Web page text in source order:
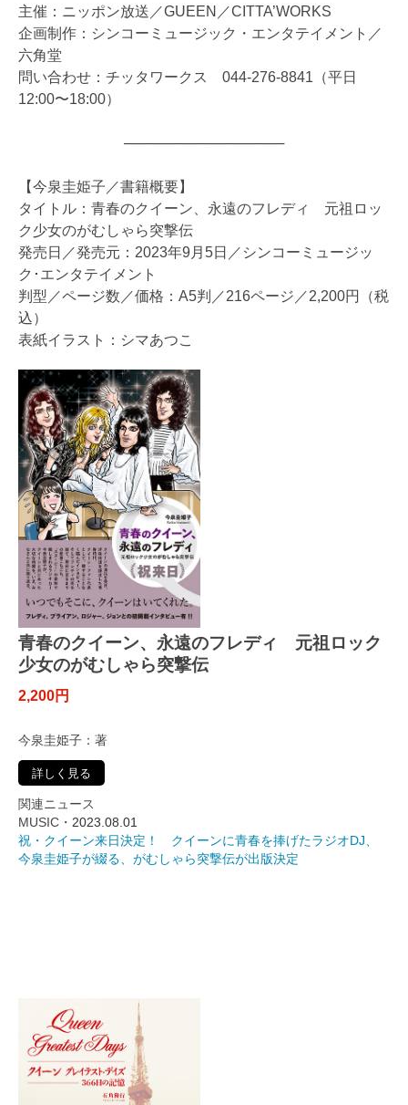
主催：ニッポン放送／GUEEN／CITTA’WORKS
企画制作：シンコーミュージック・エンタテイメント／
六角堂
問い合わせ：チッタワークス 044-276-8841（平日
12:00〜18:00）
────────────────
【今泉圭姫子／書籍概要】
タイトル：青春のクイーン、永遠のフレディ 元祖ロッ
ク少女のがむしゃら突撃伝
発売日／発売元：2023年9月5日／シンコーミュージッ
ク･エンタテイメント
判型／ページ数／価格：A5判／216ページ／2,200円（税
込）
表紙イラスト：シマあつこ
青春のクイーン、永遠のフレディ 元祖ロック
少女のがむしゃら突撃伝
2,200円
今泉圭姫子：著
詳しく見る
関連ニュース
MUSIC・ 2023.08.01
祝・クイーン来日決定！ クイーンに青春を捧げたラジオDJ、
今泉圭姫子が綴る、がむしゃら突撃伝が出版決定